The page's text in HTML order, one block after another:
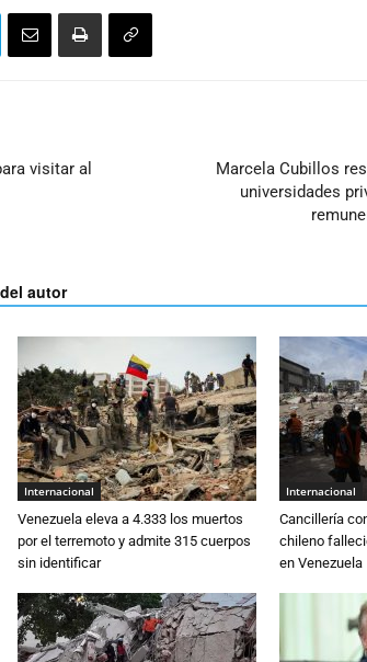
visitar al
Marcela Cubillos
universidades
autor
Internacional
Venezuela eleva a 4.333 los muertos
por el terremoto y admite 315 cuerpos
sin identificar
Internacional
Cancillería
chileno
en Venezuela